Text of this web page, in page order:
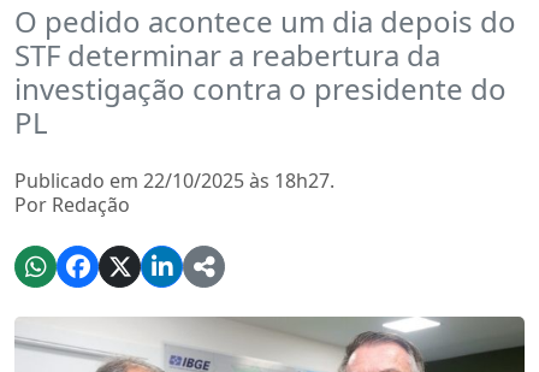
O pedido acontece um dia depois do
STF determinar a reabertura da
investigação contra o presidente do
PL
Publicado em 22/10/2025 às 18h27.
Por Redação